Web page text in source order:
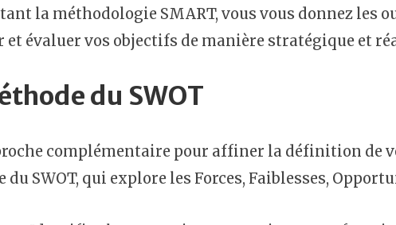
la méthodologie SMART, vous vous donnez les
et évaluer vos objectifs de manière stratégique et
du SWOT
complémentaire pour affiner la définition de
du SWOT, qui explore les Forces, Faiblesses,